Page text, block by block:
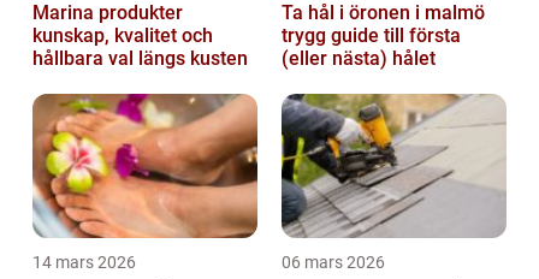
Marina produkter
kunskap, kvalitet och
hållbara val längs kusten
Ta hål i öronen i malmö
trygg guide till första
(eller nästa) hålet
14 mars 2026 06 mars 2026